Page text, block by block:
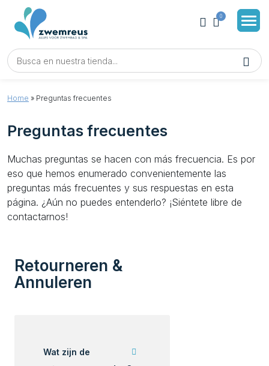
0
Home » Preguntas frecuentes
Preguntas frecuentes
Muchas preguntas se hacen con más frecuencia. Es por
eso que hemos enumerado convenientemente las
preguntas más frecuentes y sus respuestas en esta
página. ¿Aún no puedes entenderlo? ¡Siéntete libre de
contactarnos!
Retourneren &
Annuleren
Wat zijn de